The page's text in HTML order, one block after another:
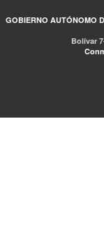
GOBIERNO AUTÓNOMO
Bolívar